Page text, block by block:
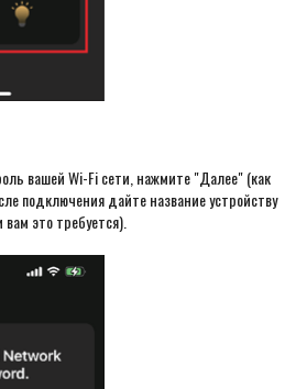
вашей Wi-Fi сети, нажмите "Далее" (как
подключения дайте название устройству
это требуется).